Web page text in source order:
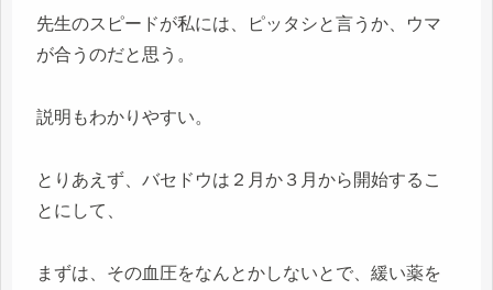
先生のスピードが私には、ピッタシと言うか、ウマ
が合うのだと思う。
説明もわかりやすい。
とりあえず、バセドウは２月か３月から開始するこ
とにして、
まずは、その血圧をなんとかしないとで、緩い薬を